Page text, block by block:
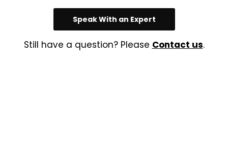
Speak With an Expert
Still have a question? Please Contact us.